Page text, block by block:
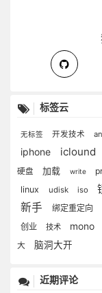
标签云
无标签 开发技术
iphone iclound
硬盘
加载 write
linux udisk iso
新手 绑定重定向
创业 技术 mono
大
脑洞大开
近期评论